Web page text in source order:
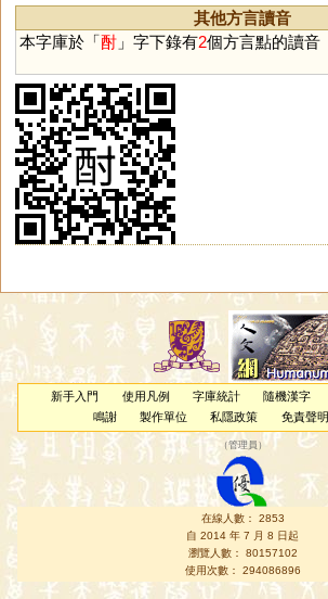
其他方言讀音
本字庫於「酎」字下錄有2個方言點的讀音
新手入門 使用凡例 字庫統計 隨機漢字
鳴謝
製作單位 私隱政策 免責聲明
（管理員 ）
在線人數： 2853
自 2014 年 7 月 8 日起
瀏覽人數： 80157102
使用次數： 294086896